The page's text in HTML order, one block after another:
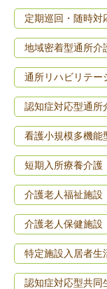
定期巡回・随時対
地域密着型通所介
通所リハビリテー
認知症対応型通所
看護小規模多機能
短期入所療養介護
介護老人福祉施設
介護老人保健施設
特定施設入居者生
認知症対応型共同